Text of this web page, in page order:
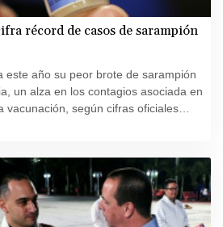
récord de casos de sarampión
este año su peor brote de sarampión
un alza en los contagios asociada en
vacunación, según cifras oficiales